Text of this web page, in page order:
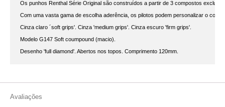
Os punhos Renthal Série Original são construídos a partir de 3 compostos
Com uma vasta gama de escolha aderência, os pilotos podem personalizar o
Cinza claro ´soft grips'. Cinza 'medium grips'. Cinza escuro 'firm grips'.
Modelo G147 Soft coumpound (macio).
Desenho 'full diamond'. Abertos nos topos. Comprimento 120mm.
Avaliações